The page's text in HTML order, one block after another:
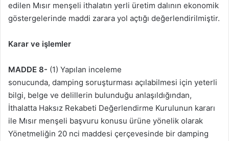
edilen Mısır menşeli ithalatın yerli üretim dalının ekonomik
göstergelerinde maddi zarara yol açtığı değerlendirilmiştir.
Karar ve işlemler
MADDE 8- (1) Yapılan inceleme
sonucunda, damping soruşturması açılabilmesi için yeterli
bilgi, belge ve delillerin bulunduğu anlaşıldığından,
İthalatta Haksız Rekabeti Değerlendirme Kurulunun kararı
ile Mısır menşeli başvuru konusu ürüne yönelik olarak
Yönetmeliğin 20 nci maddesi çerçevesinde bir damping